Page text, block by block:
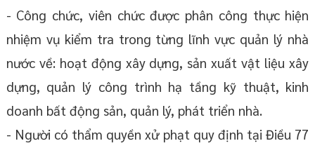
- Công chức, viên chức được phân công thực hiện
nhiệm vụ kiểm tra trong từng lĩnh vực quản lý nhà
nước về: hoạt động xây dựng, sản xuất vật liệu xây
dựng, quản lý công trình hạ tầng kỹ thuật, kinh
doanh bất động sản, quản lý, phát triển nhà.
- Người có thẩm quyền xử phạt quy định tại Điều 77